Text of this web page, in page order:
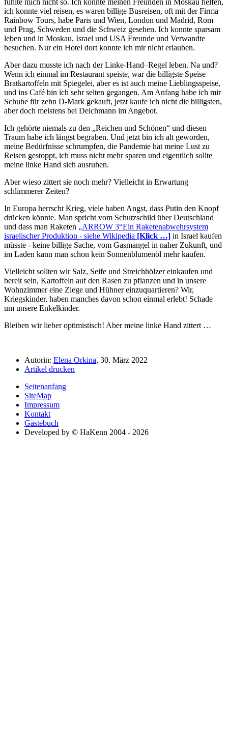
fühlte mich nicht so. Ich konnte meinen Freunden in Moskau helfen,
ich konnte viel reisen, es waren billige Busreisen, oft mit der Firma
Rainbow Tours, habe Paris und Wien, London und Madrid, Rom
und Prag, Schweden und die Schweiz gesehen. Ich konnte sparsam
leben und in Moskau, Israel und USA Freunde und Verwandte
besuchen. Nur ein Hotel dort konnte ich mir nicht erlauben.
Aber dazu musste ich nach der Linke-Hand–Regel leben. Na und?
Wenn ich einmal im Restaurant speiste, war die billigste Speise
Bratkartoffeln mit Spiegelei, aber es ist auch meine Lieblingsspeise,
und ins Café bin ich sehr selten gegangen. Am Anfang habe ich mir
Schuhe für zehn D-Mark gekauft, jetzt kaufe ich nicht die billigsten,
aber doch meistens bei Deichmann im Angebot.
Ich gehörte niemals zu den
Reichen und Schönen
und diesen
Traum habe ich längst begraben. Und jetzt bin ich alt geworden,
meine Bedürfnisse schrumpfen, die Pandemie hat meine Lust zu
Reisen gestoppt, ich muss nicht mehr sparen und eigentlich sollte
meine linke Hand sich ausruhen.
Aber wieso zittert sie noch mehr? Vielleicht in Erwartung
schlimmerer Zeiten?
In Europa herrscht Krieg, viele haben Angst, dass Putin den Knopf
drücken könnte. Man spricht vom Schutzschild über Deutschland
und dass man Raketen
ARROW 3 Ein Raketenabwehrsystem
israelischer Produktion - siehe Wikipedia [Klick …] in Israel kaufen
müsste - keine billige Sache, vom Gasmangel in naher Zukunft, und
im Laden kann man schon kein Sonnenblumenöl mehr kaufen.
Vielleicht sollten wir Salz, Seife und Streichhölzer einkaufen und
bereit sein, Kartoffeln auf den Rasen zu pflanzen und in unsere
Wohnzimmer eine Ziege und Hühner einzuquartieren? Wir,
Kriegskinder, haben manches davon schon einmal erlebt! Schade
um unsere Enkelkinder.
Bleiben wir lieber optimistisch! Aber meine linke Hand zittert …
Autorin: Elena Orkina, 30. März 2022
Artikel drucken
Seitenanfang
SiteMap
Impressum
Kontakt
Gästebuch
Developed by © HaKenn 2004 - 2026